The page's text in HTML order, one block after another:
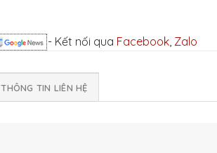
- Kết nối qua Facebook, Zalo
THÔNG TIN LIÊN HỆ